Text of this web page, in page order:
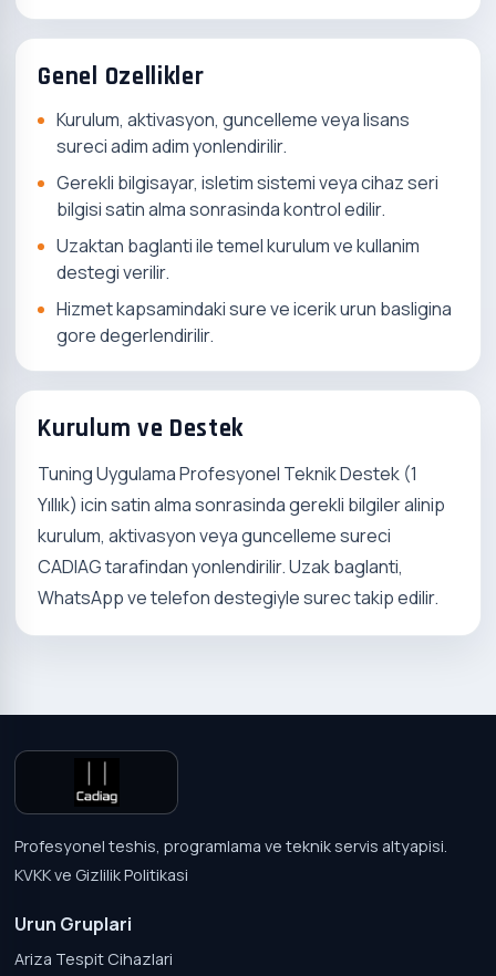
Genel Ozellikler
Kurulum, aktivasyon, guncelleme veya lisans
sureci adim adim yonlendirilir.
Gerekli bilgisayar, isletim sistemi veya cihaz seri
bilgisi satin alma sonrasinda kontrol edilir.
Uzaktan baglanti ile temel kurulum ve kullanim
destegi verilir.
Hizmet kapsamindaki sure ve icerik urun basligina
gore degerlendirilir.
Kurulum ve Destek
Tuning Uygulama Profesyonel Teknik Destek (1
Yıllık) icin satin alma sonrasinda gerekli bilgiler alinip
kurulum, aktivasyon veya guncelleme sureci
CADIAG tarafindan yonlendirilir. Uzak baglanti,
WhatsApp ve telefon destegiyle surec takip edilir.
Profesyonel teshis, programlama ve teknik servis altyapisi.
KVKK ve Gizlilik Politikasi
Urun Gruplari
Ariza Tespit Cihazlari